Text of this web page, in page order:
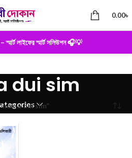
0.00৳
স্মার্ট লাইফের স্মার্ট সলিউশন 🎧💡
dui sim
dui sim”